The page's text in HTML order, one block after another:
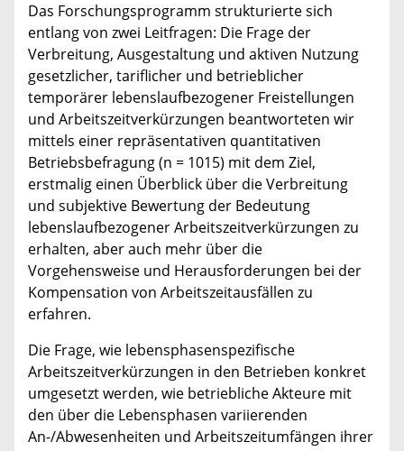
Das Forschungsprogramm strukturierte sich
entlang von zwei Leitfragen: Die Frage der
Verbreitung, Ausgestaltung und aktiven Nutzung
gesetzlicher, tariflicher und betrieblicher
temporärer lebenslaufbezogener Freistellungen
und Arbeitszeitverkürzungen beantworteten wir
mittels einer repräsentativen quantitativen
Betriebsbefragung (n = 1015) mit dem Ziel,
erstmalig einen Überblick über die Verbreitung
und subjektive Bewertung der Bedeutung
lebenslaufbezogener Arbeitszeitverkürzungen zu
erhalten, aber auch mehr über die
Vorgehensweise und Herausforderungen bei der
Kompensation von Arbeitszeitausfällen zu
erfahren.
Die Frage, wie lebensphasenspezifische
Arbeitszeitverkürzungen in den Betrieben konkret
umgesetzt werden, wie betriebliche Akteure mit
den über die Lebensphasen variierenden
An-/Abwesenheiten und Arbeitszeitumfängen ihrer